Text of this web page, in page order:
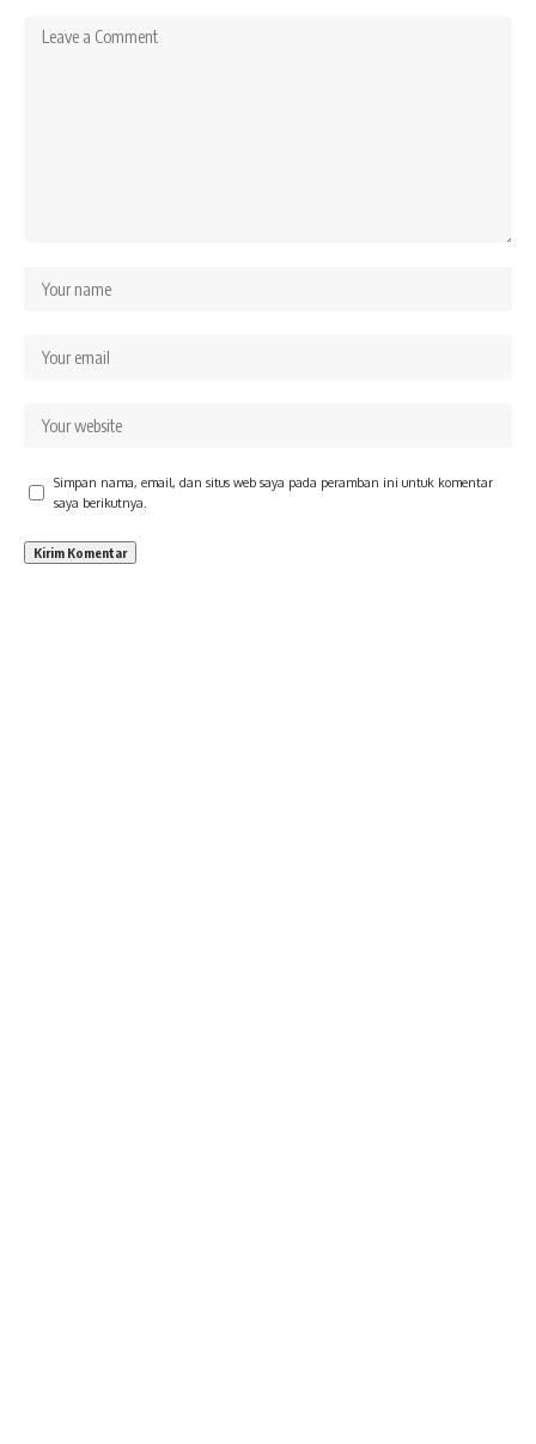
Simpan nama, email, dan situs web saya pada peramban ini untuk komentar
saya berikutnya.